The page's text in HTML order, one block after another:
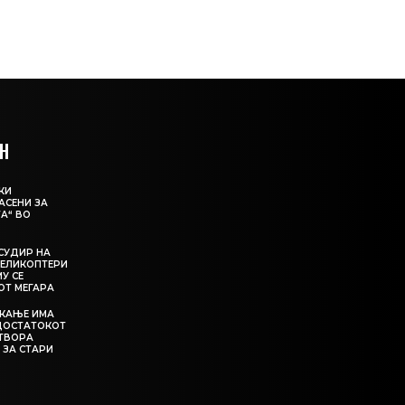
ЗА
ВО
НА
СЕ
МЕГАРА
ИМА
СТАРИ